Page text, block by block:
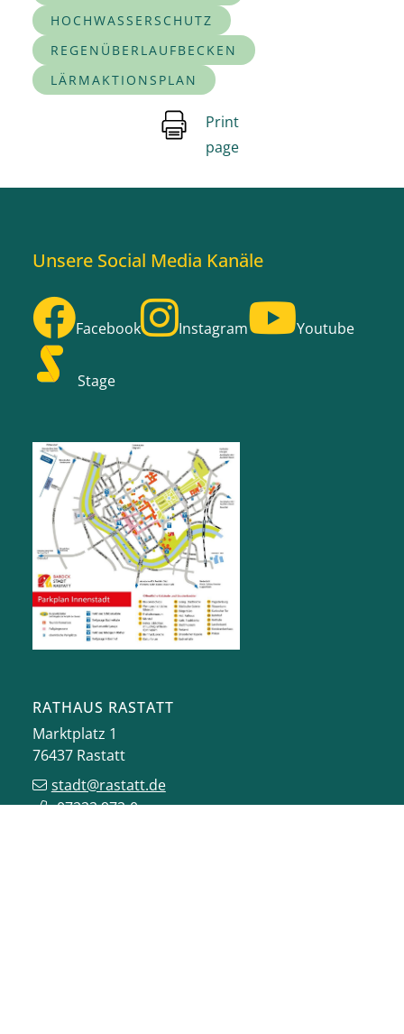
HOCHWASSERSCHUTZ
REGENÜBERLAUFBECKEN
LÄRMAKTIONSPLAN
Print
page
Unsere Social Media Kanäle
Facebook Instagram Youtube
Stage
RATHAUS RASTATT
Marktplatz 1
76437 Rastatt
stadt@rastatt.de
07222 972-0